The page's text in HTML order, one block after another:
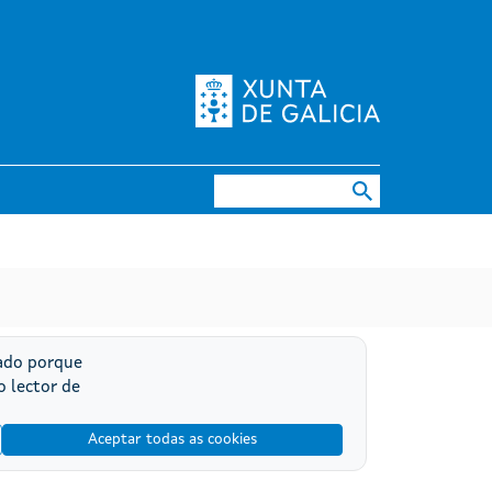
porque
lector de
Aceptar todas as cookies